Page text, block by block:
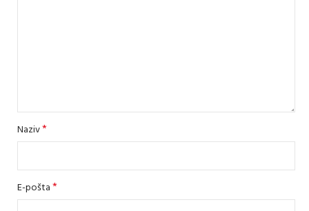
Naziv*
E-pošta*